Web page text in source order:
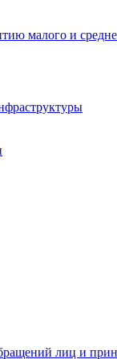
малого и
лиц и